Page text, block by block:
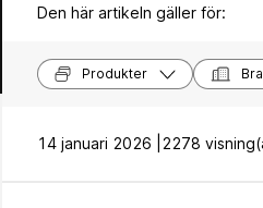
Den här artikeln gäller för:
Produkter
14 januari 2026 | 2278